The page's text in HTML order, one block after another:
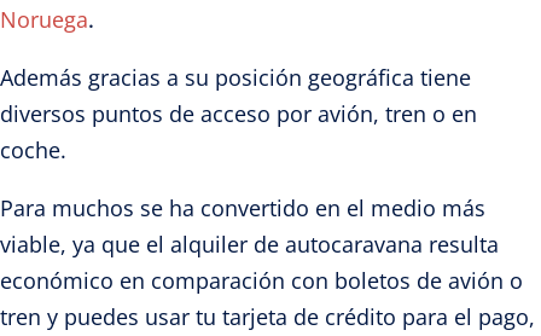
Noruega.
Además gracias a su posición geográfica tiene
diversos puntos de acceso por avión, tren o en
coche.
Para muchos se ha convertido en el medio más
viable, ya que el alquiler de autocaravana resulta
económico en comparación con boletos de avión o
tren y puedes usar tu tarjeta de crédito para el pago,